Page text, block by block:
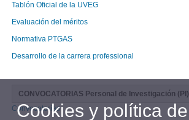
Tablón Oficial de la UVEG
Evaluación del méritos
Normativa PTGAS
Desarrollo de la carrera professional
CONVOCATORIAS Personal de Investigación (PI)
Convocatorias
Cookies y política de